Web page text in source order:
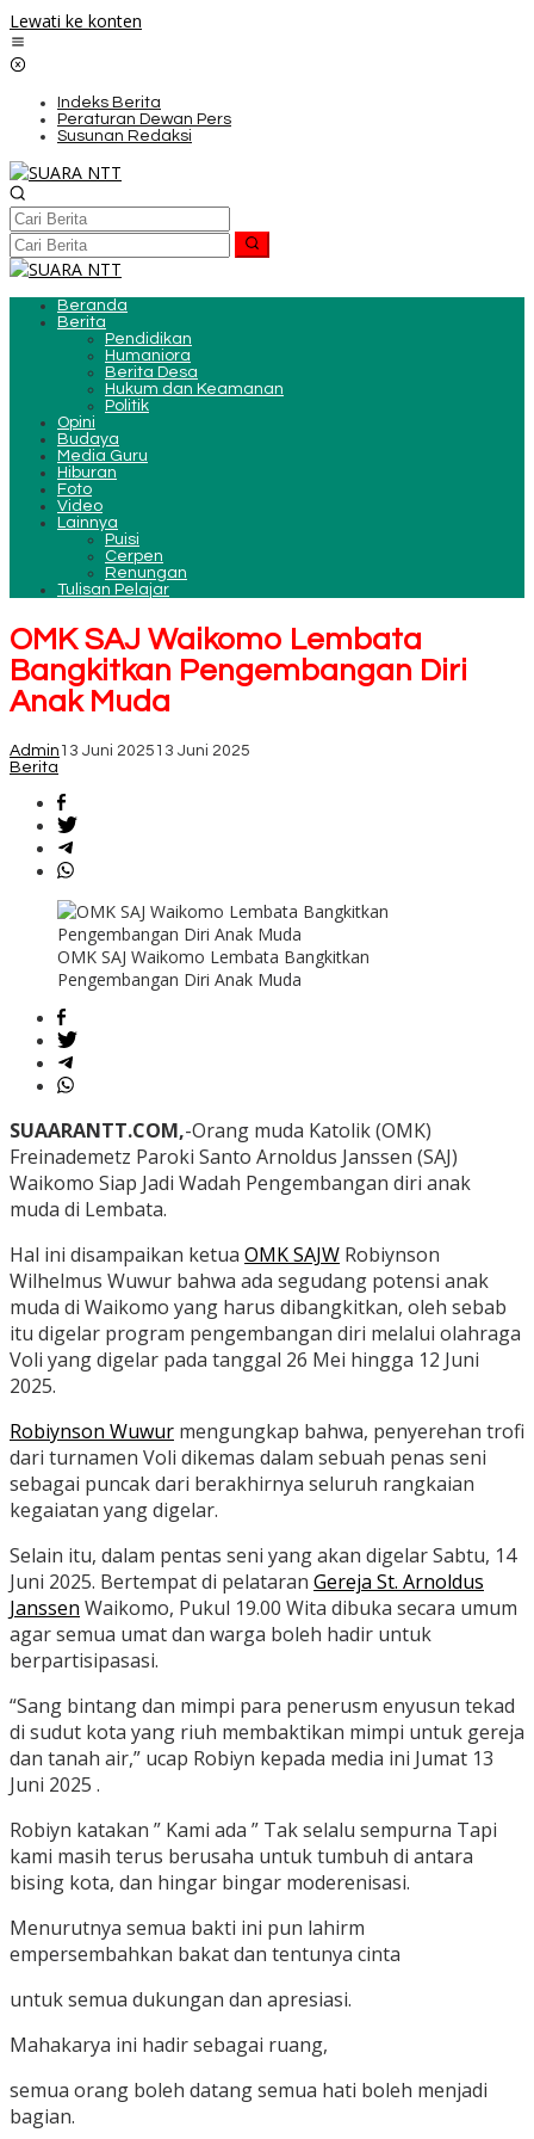
Lewati ke konten
Indeks Berita
Peraturan Dewan Pers
Susunan Redaksi
Beranda
Berita
Pendidikan
Humaniora
Berita Desa
Hukum dan Keamanan
Politik
Opini
Budaya
Media Guru
Hiburan
Foto
Video
Lainnya
Puisi
Cerpen
Renungan
Tulisan Pelajar
OMK SAJ Waikomo Lembata
Bangkitkan Pengembangan Diri
Anak Muda
Admin 13 Juni 2025 13 Juni 2025
Berita
OMK SAJ Waikomo Lembata Bangkitkan
Pengembangan Diri Anak Muda
SUAARANTT.COM,-Orang muda Katolik (OMK)
Freinademetz Paroki Santo Arnoldus Janssen (SAJ)
Waikomo Siap Jadi Wadah Pengembangan diri anak
muda di Lembata.
Hal ini disampaikan ketua OMK SAJW Robiynson
Wilhelmus Wuwur bahwa ada segudang potensi anak
muda di Waikomo yang harus dibangkitkan, oleh sebab
itu digelar program pengembangan diri melalui olahraga
Voli yang digelar pada tanggal 26 Mei hingga 12 Juni
2025.
Robiynson Wuwur mengungkap bahwa, penyerehan trofi
dari turnamen Voli dikemas dalam sebuah penas seni
sebagai puncak dari berakhirnya seluruh rangkaian
kegaiatan yang digelar.
Selain itu, dalam pentas seni yang akan digelar Sabtu, 14
Juni 2025. Bertempat di pelataran Gereja St. Arnoldus
Janssen Waikomo, Pukul 19.00 Wita dibuka secara umum
agar semua umat dan warga boleh hadir untuk
berpartisipasasi.
“Sang bintang dan mimpi para penerusm enyusun tekad
di sudut kota yang riuh membaktikan mimpi untuk gereja
dan tanah air,” ucap Robiyn kepada media ini Jumat 13
Juni 2025 .
Robiyn katakan ” Kami ada ” Tak selalu sempurna Tapi
kami masih terus berusaha untuk tumbuh di antara
bising kota, dan hingar bingar moderenisasi.
Menurutnya semua bakti ini pun lahirm
empersembahkan bakat dan tentunya cinta
untuk semua dukungan dan apresiasi.
Mahakarya ini hadir sebagai ruang,
semua orang boleh datang semua hati boleh menjadi
bagian.